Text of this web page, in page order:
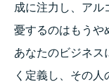
成に注力し、 アル
憂するのはもうや
あなたのビジネス
く定義し、 その人